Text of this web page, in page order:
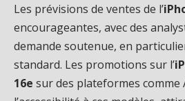
Les prévisions de ventes de l’
encourageantes, avec des
demande soutenue, en
standard. Les promotions sur l’
16e sur des plateformes